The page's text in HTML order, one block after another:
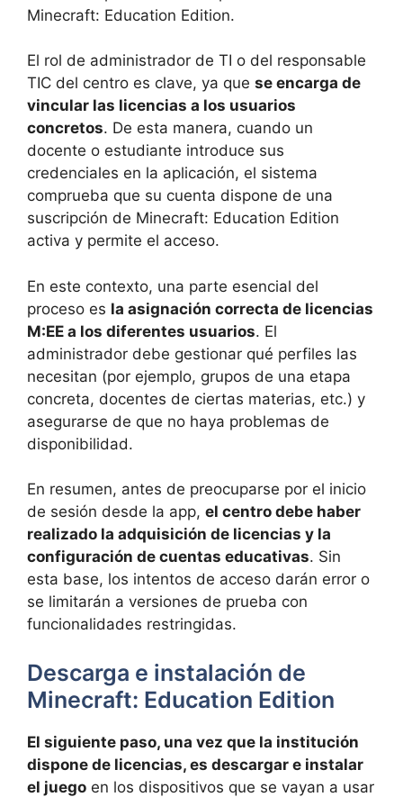
Minecraft: Education Edition.
El rol de administrador de TI o del responsable
TIC del centro es clave, ya que se encarga de
vincular las licencias a los usuarios
concretos. De esta manera, cuando un
docente o estudiante introduce sus
credenciales en la aplicación, el sistema
comprueba que su cuenta dispone de una
suscripción de Minecraft: Education Edition
activa y permite el acceso.
En este contexto, una parte esencial del
proceso es la asignación correcta de licencias
M:EE a los diferentes usuarios. El
administrador debe gestionar qué perfiles las
necesitan (por ejemplo, grupos de una etapa
concreta, docentes de ciertas materias, etc.) y
asegurarse de que no haya problemas de
disponibilidad.
En resumen, antes de preocuparse por el inicio
de sesión desde la app, el centro debe haber
realizado la adquisición de licencias y la
configuración de cuentas educativas. Sin
esta base, los intentos de acceso darán error o
se limitarán a versiones de prueba con
funcionalidades restringidas.
Descarga e instalación de
Minecraft: Education Edition
El siguiente paso, una vez que la institución
dispone de licencias, es descargar e instalar
el juego en los dispositivos que se vayan a usar